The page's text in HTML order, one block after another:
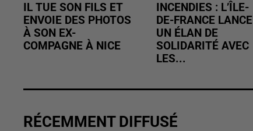
IL TUE SON FILS ET
ENVOIE DES PHOTOS
À SON EX-
COMPAGNE À NICE
INCENDIES : L’ÎLE-
DE-FRANCE LANCE
UN ÉLAN DE
SOLIDARITÉ AVEC
LES...
RÉCEMMENT DIFFUSÉ